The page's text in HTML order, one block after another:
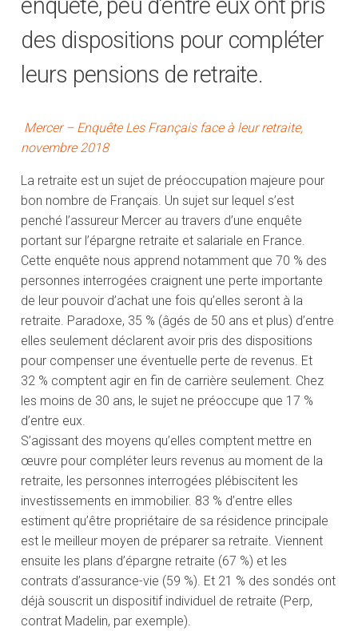
enquête, peu d’entre eux ont pris
des dispositions pour compléter
leurs pensions de retraite.
Mercer – Enquête Les Français face à leur retraite,
novembre 2018
La retraite est un sujet de préoccupation majeure pour
bon nombre de Français. Un sujet sur lequel s’est
penché l’assureur Mercer au travers d’une enquête
portant sur l’épargne retraite et salariale en France.
Cette enquête nous apprend notamment que 70 % des
personnes interrogées craignent une perte importante
de leur pouvoir d’achat une fois qu’elles seront à la
retraite. Paradoxe, 35 % (âgés de 50 ans et plus) d’entre
elles seulement déclarent avoir pris des dispositions
pour compenser une éventuelle perte de revenus. Et
32 % comptent agir en fin de carrière seulement. Chez
les moins de 30 ans, le sujet ne préoccupe que 17 %
d’entre eux.
S’agissant des moyens qu’elles comptent mettre en
œuvre pour compléter leurs revenus au moment de la
retraite, les personnes interrogées plébiscitent les
investissements en immobilier. 83 % d’entre elles
estiment qu’être propriétaire de sa résidence principale
est le meilleur moyen de préparer sa retraite. Viennent
ensuite les plans d’épargne retraite (67 %) et les
contrats d’assurance-vie (59 %). Et 21 % des sondés ont
déjà souscrit un dispositif individuel de retraite (Perp,
contrat Madelin, par exemple).